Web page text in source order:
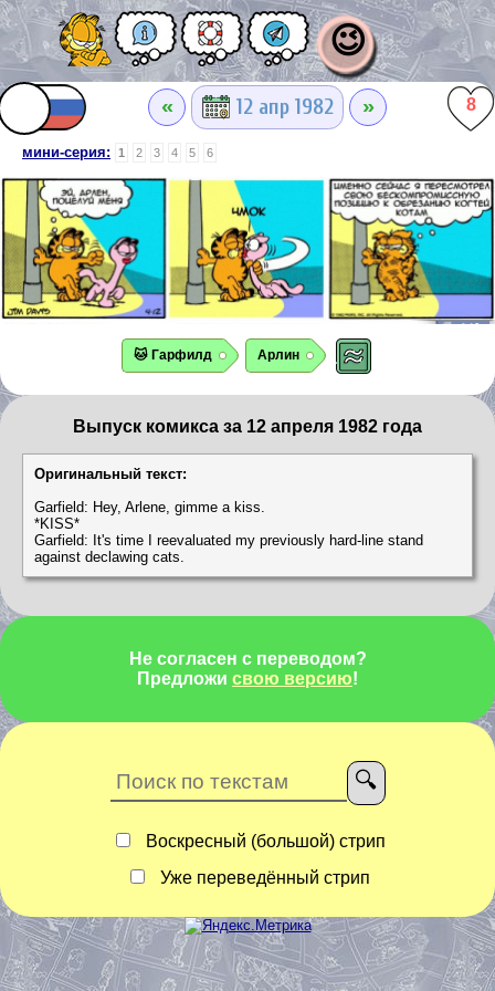
😉
« 12 апр 1982 » 8
мини-серия: 1 2 3 4 5 6
🐱 Гарфилд Арлин
Выпуск комикса за 12 апреля 1982 года
Оригинальный текст:
Garfield: Hey, Arlene, gimme a kiss.
*KISS*
Garfield: It's time I reevaluated my previously hard-line stand
against declawing cats.
Не согласен с переводом?
Предложи свою версию!
Воскресный (большой) стрип
Уже переведённый стрип